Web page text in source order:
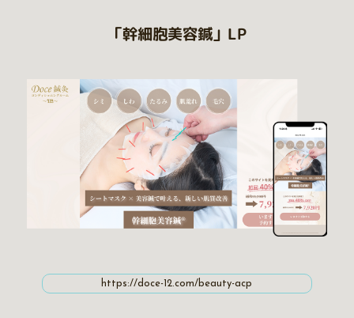
「幹細胞美容鍼」LP
https://doce-12.com/beauty-acp